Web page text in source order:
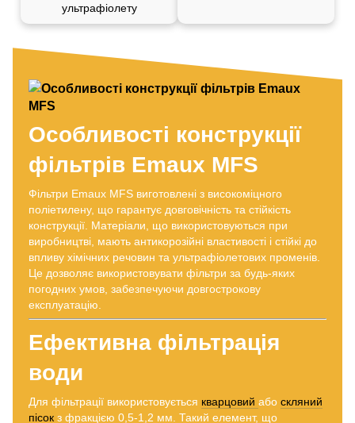
ультрафіолету
Особливості конструкції
фільтрів Emaux MFS
Фільтри Emaux MFS виготовлені з високоміцного
поліетилену, що гарантує довговічність та стійкість
конструкції. Матеріали, що використовуються при
виробництві, мають антикорозійні властивості і стійкі до
впливу хімічних речовин та ультрафіолетових променів.
Це дозволяє використовувати фільтри за будь-яких
погодних умов, забезпечуючи довгострокову
експлуатацію.
Ефективна фільтрація
води
Для фільтрації використовується кварцовий або скляний
пісок з фракцією 0,5-1,2 мм. Такий елемент, що